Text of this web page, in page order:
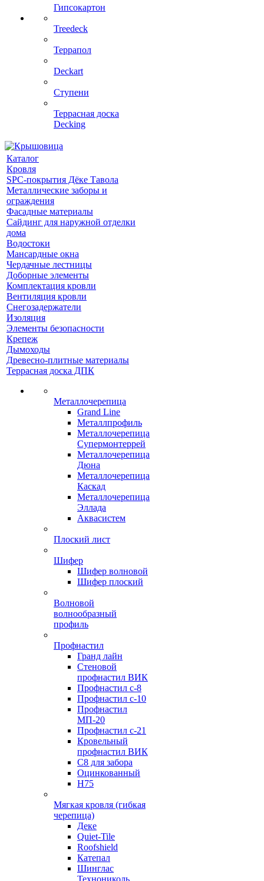
Гипсокартон
Treedeck
Террапол
Deckart
Ступени
Террасная доска
Decking
Каталог
Кровля
SPC-покрытия Дёке Тавола
Металлические заборы и
ограждения
Фасадные материалы
Сайдинг для наружной отделки
дома
Водостоки
Мансардные окна
Чердачные лестницы
Доборные элементы
Комплектация кровли
Вентиляция кровли
Снегозадержатели
Изоляция
Элементы безопасности
Крепеж
Дымоходы
Древесно-плитные материалы
Террасная доска ДПК
Металлочерепица
Grand Line
Металлпрофиль
Металлочерепица
Супермонтеррей
Металлочерепица
Дюна
Металлочерепица
Каскад
Металлочерепица
Эллада
Аквасистем
Плоский лист
Шифер
Шифер волновой
Шифер плоский
Волновой
волнообразный
профиль
Профнастил
Гранд лайн
Стеновой
профнастил ВИК
Профнастил с-8
Профнастил с-10
Профнастил
МП-20
Профнастил с-21
Кровельный
профнастил ВИК
С8 для забора
Оцинкованный
Н75
Мягкая кровля (гибкая
черепица)
Деке
Quiet-Tile
Roofshield
Катепал
Шинглас
Технониколь